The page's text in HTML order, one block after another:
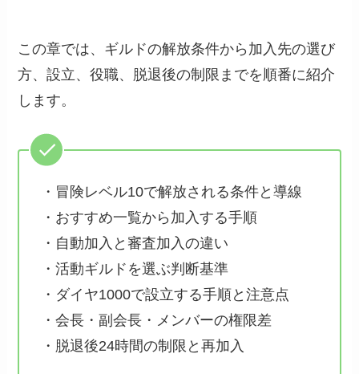
この章では、ギルドの解放条件から加入先の選び
方、設立、役職、脱退後の制限までを順番に紹介
します。
・冒険レベル10で解放される条件と導線
・おすすめ一覧から加入する手順
・自動加入と審査加入の違い
・活動ギルドを選ぶ判断基準
・ダイヤ1000で設立する手順と注意点
・会長・副会長・メンバーの権限差
・脱退後24時間の制限と再加入